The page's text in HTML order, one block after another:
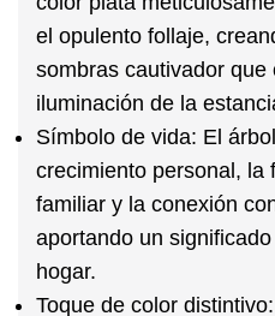
el opulento follaje,
sombras cautivador que
iluminación de la
Símbolo de vida: El
crecimiento personal, la
familiar y la conexión
aportando un
hogar.
Toque de color distintivo: